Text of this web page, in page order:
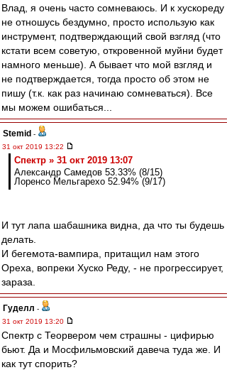
Влад, я очень часто сомневаюсь. И к хускореду
не отношусь бездумно, просто использую как
инструмент, подтверждающий свой взгляд (что
кстати всем советую, откровенной муйни будет
намного меньше). А бывает что мой взгляд и
не подтверждается, тогда просто об этом не
пишу (т.к. как раз начинаю сомневаться). Все
мы можем ошибаться...
Stemid -
31 окт 2019 13:22
Спектр » 31 окт 2019 13:07
Александр Самедов 53.33% (8/15)
Лоренсо Мельгарехо 52.94% (9/17)
И тут лапа шабашника видна, да что ты будешь
делать.
И бегемота-вампира, притащил нам этого
Ореха, вопреки Хуско Реду, - не прогрессирует,
зараза.
Гуделл -
31 окт 2019 13:20
Спектр с Теорвером чем страшны - цифирью
бьют. Да и Мосфильмовский давеча туда же. И
как тут спорить?